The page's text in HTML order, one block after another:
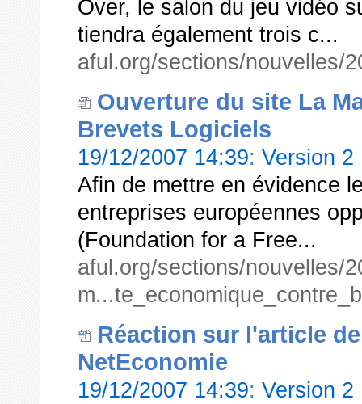
Over, le salon du jeu vidéo
tiendra également trois c...
aful.org/sections/nouvelles/
Ouverture du site La
Brevets Logiciels
19/12/2007 14:39: Version
Afin de mettre en évidence
entreprises européennes
(Foundation for a Free...
aful.org/sections/nouvelles/
Réaction sur l'article
NetEconomie
19/12/2007 14:39: Version